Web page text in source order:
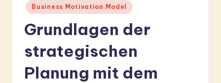
A
G
Posted
in
Business Motivation Model
Grundlagen der
strategischen
Planung mit dem